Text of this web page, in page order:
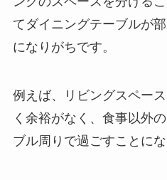
てダイニングテーブルが
になりがちです。
例えば、リビングスペー
く余裕がなく、食事以外
ブル周りで過ごすことにな